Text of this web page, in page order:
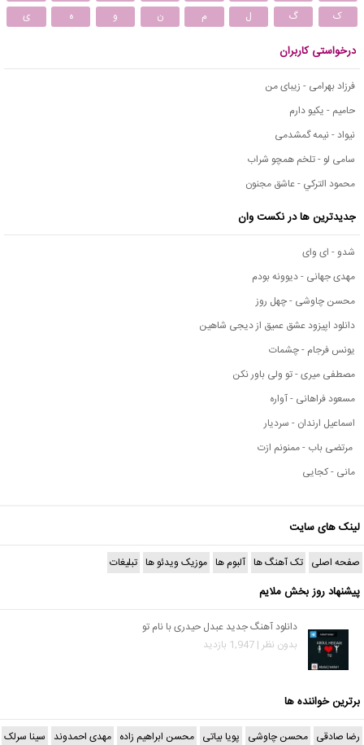
ک
گ ل م ن و ه ی
درخواستی کاربران
فرزاد بهرامی - زیبای من
حامیم - یکیو دارم
نیواد - نیمه گمشدمی
سامی لو - تلخم همچو شراب
محمود التركي - عاشق مجنون
جدیدترین ها در نکست وان
شدو - ای وای
مهدی جهانی - دیوونه بودم
محسن چاوشی - چهل روز
دانلود اپیزود عشق عمیق از دیجی شاهین
یونس فرجام - چشمات
مصطفی میری - تو ولی باور نکن
مسعود فراهانی - آواره
اسماعیل ارندان - سردیار
مرتضی باب - ممنونم ازت
مانی - کجایی
لینک های سایت
صفحه اصلی تک آهنگ ها آلبوم ها موزیک ویدئو ها تبلیغات
پیشنهاد روز بخش ملایم
دانلود آهنگ جدید عبدل حیدری با نام تو
بدون نظر | 1,947 بازدید
برترین خواننده ها
رضا صادقی محسن چاوشی پویا بیاتی محسن ابراهیم زاده مهدی احمدوند سینا سرلک